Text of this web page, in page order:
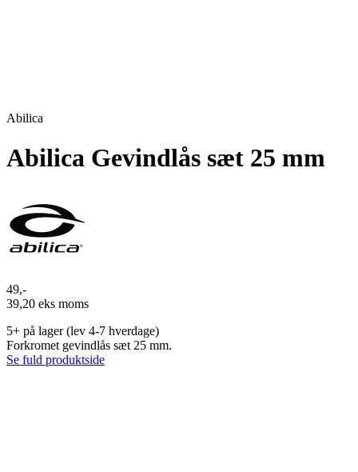
Abilica
Abilica Gevindlås sæt 25 mm
49,-
39,20 eks moms
5+ på lager (lev 4-7 hverdage)
Forkromet gevindlås sæt 25 mm.
Se fuld produktside